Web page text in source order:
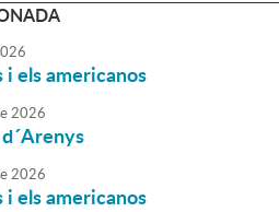
els americanos
2026
2026
els americanos